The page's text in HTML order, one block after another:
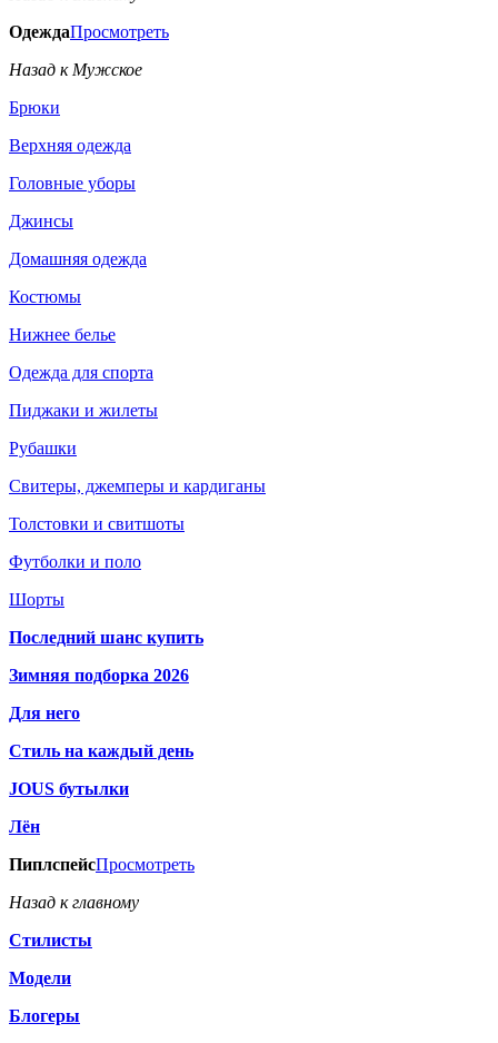
ОдеждаПросмотреть
Назад к Мужское
Брюки
Верхняя одежда
Головные уборы
Джинсы
Домашняя одежда
Костюмы
Нижнее белье
Одежда для спорта
Пиджаки и жилеты
Рубашки
Свитеры, джемперы и кардиганы
Толстовки и свитшоты
Футболки и поло
Шорты
Последний шанс купить
Зимняя подборка 2026
Для него
Стиль на каждый день
JOUS бутылки
Лён
ПиплспейсПросмотреть
Назад к главному
Стилисты
Модели
Блогеры